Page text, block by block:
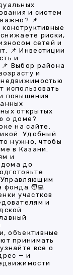
и систем
📌
риски,
сетей и
📌 Инвестиции
и
Выбор района
и
недвижимостью
использовать
повышения
открытых
о доме?
на сайте.
Удобный
нужно, чтобы
в Казани.
и
до
🧑‍💻
участков
и
объективные
принимать
всё о
— и